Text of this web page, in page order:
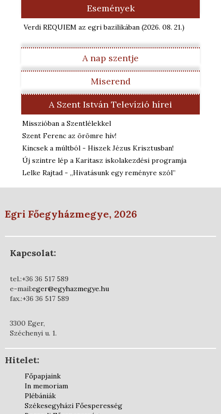
Események
Verdi REQUIEM az egri bazilikában (2026. 08. 21.)
A nap szentje
Miserend
A Szent István Televízió hírei
Misszióban a Szentlélekkel
Szent Ferenc az örömre hív!
Kincsek a múltból - Hiszek Jézus Krisztusban!
Új szintre lép a Karitasz iskolakezdési programja
Lelke Rajtad - „Hivatásunk egy reményre szól”
Egri Főegyházmegye, 2026
Kapcsolat:
tel.:+36 36 517 589
e-mail:eger@egyhazmegye.hu
fax.:+36 36 517 589
3300 Eger,
Széchenyi u. 1.
Hitelet:
Főpapjaink
In memoriam
Plébániák
Székesegyházi Főesperesség